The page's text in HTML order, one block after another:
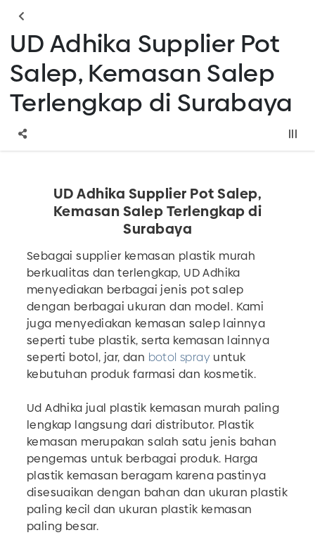
UD Adhika Supplier Pot
Salep, Kemasan Salep
Terlengkap di Surabaya
UD Adhika Supplier Pot Salep,
Kemasan Salep Terlengkap di
Surabaya
Sebagai supplier kemasan plastik murah
berkualitas dan terlengkap, UD Adhika
menyediakan berbagai jenis pot salep
dengan berbagai ukuran dan model. Kami
juga menyediakan kemasan salep lainnya
seperti tube plastik, serta kemasan lainnya
seperti botol, jar, dan botol spray untuk
kebutuhan produk farmasi dan kosmetik.
Ud Adhika jual plastik kemasan murah paling
lengkap langsung dari distributor. Plastik
kemasan merupakan salah satu jenis bahan
pengemas untuk berbagai produk. Harga
plastik kemasan beragam karena pastinya
disesuaikan dengan bahan dan ukuran plastik
paling kecil dan ukuran plastik kemasan
paling besar.